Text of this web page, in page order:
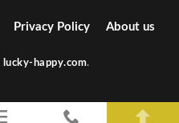
Privacy Policy About us
lucky-happy.com.